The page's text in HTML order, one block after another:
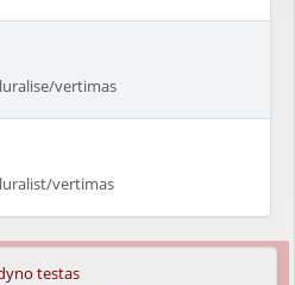
vertimas
vertimas
testas